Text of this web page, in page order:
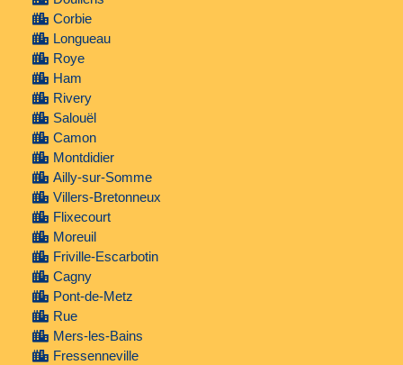
Corbie
Longueau
Roye
Ham
Rivery
Salouël
Camon
Montdidier
Ailly-sur-Somme
Villers-Bretonneux
Flixecourt
Moreuil
Friville-Escarbotin
Cagny
Pont-de-Metz
Rue
Mers-les-Bains
Fressenneville